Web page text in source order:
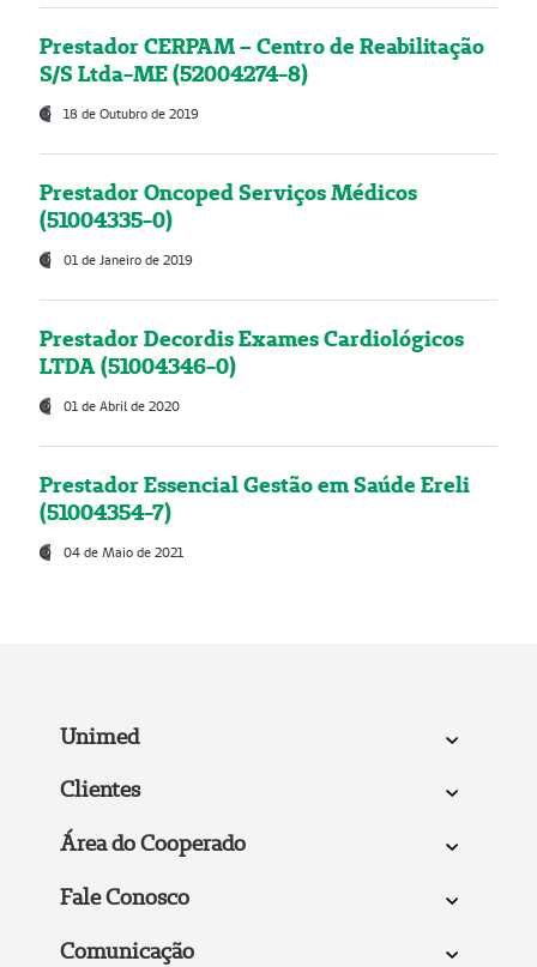
Prestador CERPAM – Centro de Reabilitação
S/S Ltda-ME (52004274-8)
18 de Outubro de 2019
Prestador Oncoped Serviços Médicos
(51004335-0)
01 de Janeiro de 2019
Prestador Decordis Exames Cardiológicos
LTDA (51004346-0)
01 de Abril de 2020
Prestador Essencial Gestão em Saúde Ereli
(51004354-7)
04 de Maio de 2021
Unimed
Clientes
Área do Cooperado
Fale Conosco
Comunicação